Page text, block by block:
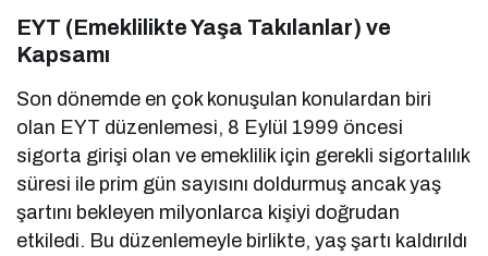
EYT (Emeklilikte Yaşa Takılanlar) ve
Kapsamı
Son dönemde en çok konuşulan konulardan biri
olan EYT düzenlemesi, 8 Eylül 1999 öncesi
sigorta girişi olan ve emeklilik için gerekli sigortalılık
süresi ile prim gün sayısını doldurmuş ancak yaş
şartını bekleyen milyonlarca kişiyi doğrudan
etkiledi. Bu düzenlemeyle birlikte, yaş şartı kaldırıldı